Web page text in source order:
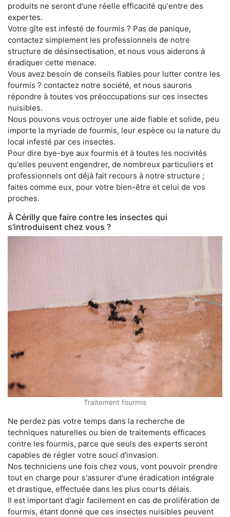
produits ne seront d'une réelle efficacité qu'entre des
expertes.
Votre gîte est infesté de fourmis ? Pas de panique,
contactez simplement les professionnels de notre
structure de désinsectisation, et nous vous aiderons à
éradiquer cette menace.
Vous avez besoin de conseils fiables pour lutter contre les
fourmis ? contactez notre société, et nous saurons
répondre à toutes vos préoccupations sur ces insectes
nuisibles.
Nous pouvons vous octroyer une aide fiable et solide, peu
importe la myriade de fourmis, leur espèce ou la nature du
local infesté par ces insectes.
Pour dire bye-bye aux fourmis et à toutes les nocivités
qu'elles peuvent engendrer, de nombreux particuliers et
professionnels ont déjà fait recours à notre structure ;
faites comme eux, pour votre bien-être et celui de vos
proches.
À Cérilly que faire contre les insectes qui
s'introduisent chez vous ?
Traitement fourmis
Ne perdez pas votre temps dans la recherche de
techniques naturelles ou bien de traitements efficaces
contre les fourmis, parce que seuls des experts seront
capables de régler votre souci d'invasion.
Nos techniciens une fois chez vous, vont pouvoir prendre
tout en charge pour s'assurer d'une éradication intégrale
et drastique, effectuée dans les plus courts délais.
Il est important d'agir facilement en cas de prolifération de
fourmis, étant donné que ces insectes nuisibles peuvent